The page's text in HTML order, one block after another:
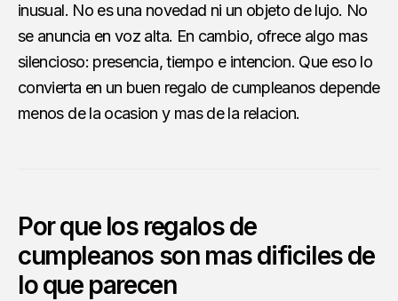
inusual. No es una novedad ni un objeto de lujo. No
se anuncia en voz alta. En cambio, ofrece algo mas
silencioso: presencia, tiempo e intencion. Que eso lo
convierta en un buen regalo de cumpleanos depende
menos de la ocasion y mas de la relacion.
Por que los regalos de
cumpleanos son mas dificiles de
lo que parecen